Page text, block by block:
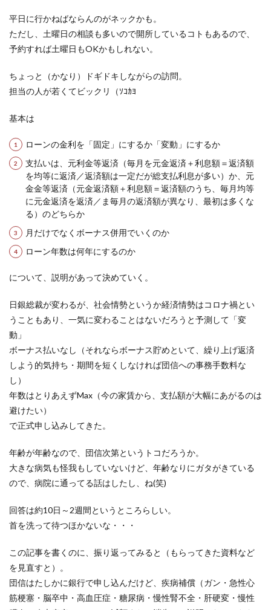
平日に行かねばならんのがネックかも。
ただし、土曜日の相談も多いので開所しているコトもあるので、
予約すれば土曜日もOKかもしれない。
ちょっと（かなり）ドギドキしながらの訪問。
担当の人が若くてビックリ（ｿｺｶﾖ
基本は
ローンの金利を「固定」にするか「変動」にするか
支払いは、元利金等返済（毎月を元金返済＋利息額＝返済額
を均等に返済／返済額は一定だが総支払利息が多い）か、元
金金等返済（元金返済額＋利息額＝返済額のうち、毎月均等
に元金返済を返済／ま毎月の返済額が異なり、最初は多くな
る）のどちらか
月だけでなくボーナス併用でいくのか
ローン年数は何年にするのか
について、説明があって決めていく。
日銀総裁が変わるが、社会情勢というか経済情勢はコロナ禍とい
うこともあり、一気に変わることはないだろうと予測して「変
動」
ボーナス払いなし（それならボーナス貯めといて、繰り上げ返済
しよう的気持ち・期間を短くしなければ団信への事務手数料な
し）
年数はとりあえずMax（今の家賃から、支払額が大幅にあがるのは
避けたい）
で正式申し込みしてきた。
年齢が年齢なので、団信次第というトコだろうか。
大きな病気も怪我もしていないけど、年齢なりにガタがきている
ので、病院に通ってる話はしたし、ね(笑)
回答は約10日～2週間というところらしい。
首を洗って待つほかないな・・・
この記事を書くのに、振り返ってみると（もらってきた資料など
を見直すと）。
団信はたしかに銀行で申し込んだけど、疾病補償（ガン・急性心
筋梗塞・脳卒中・高血圧症・糖尿病・慢性腎不全・肝硬変・慢性